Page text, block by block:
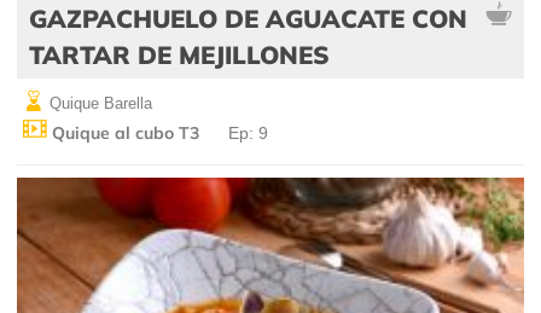
GAZPACHUELO DE AGUACATE CON
TARTAR DE MEJILLONES
Quique Barella
Quique al cubo T3 Ep: 9